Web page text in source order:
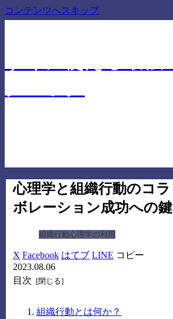
コンテンツへスキップ
心理学と組織行動のコラ
ボレーション成功への鍵
組織行動心理学の利用
X Facebook はてブ LINE コピー
2023.08.06
目次
組織行動とは何か？